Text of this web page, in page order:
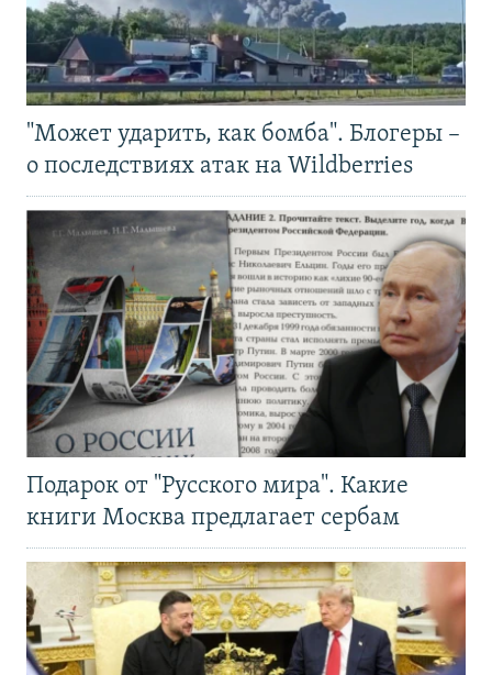
"Может ударить, как бомба". Блогеры –
о последствиях атак на Wildberries
Подарок от "Русского мира". Какие
книги Москва предлагает сербам